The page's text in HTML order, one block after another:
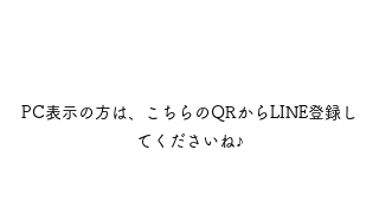
PC表示の方は、こちらのQRからLINE登録し
てくださいね♪